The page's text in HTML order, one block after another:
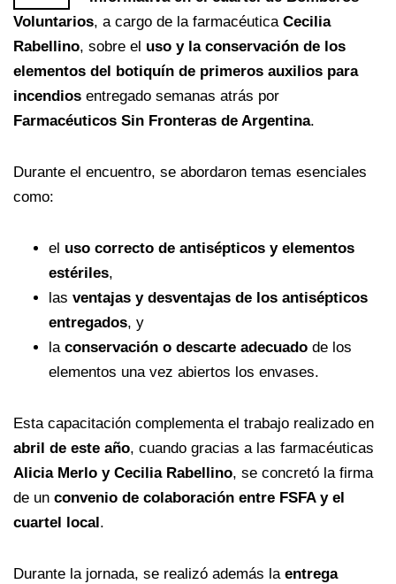
Voluntarios, a cargo de la farmacéutica Cecilia
Rabellino, sobre el uso y la conservación de los
elementos del botiquín de primeros auxilios para
incendios entregado semanas atrás por
Farmacéuticos Sin Fronteras de Argentina.
Durante el encuentro, se abordaron temas esenciales
como:
el uso correcto de antisépticos y elementos
estériles,
las ventajas y desventajas de los antisépticos
entregados, y
la conservación o descarte adecuado de los
elementos una vez abiertos los envases.
Esta capacitación complementa el trabajo realizado en
abril de este año, cuando gracias a las farmacéuticas
Alicia Merlo y Cecilia Rabellino, se concretó la firma
de un convenio de colaboración entre FSFA y el
cuartel local .
Durante la jornada, se realizó además la entrega